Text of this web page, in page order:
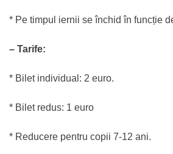
* Pe timpul iernii se închid în funcție
– Tarife:
* Bilet individual: 2 euro.
* Bilet redus: 1 euro
* Reducere pentru copii 7-12 ani.